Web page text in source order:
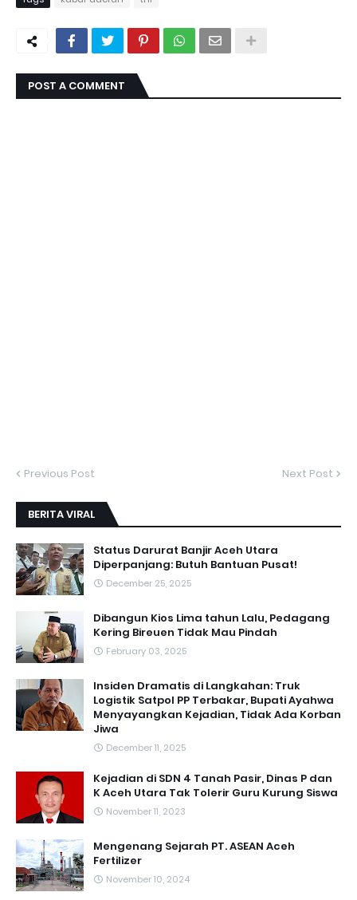
POST A COMMENT
Previous Post Next Post
BERITA VIRAL
Status Darurat Banjir Aceh Utara
Diperpanjang: Butuh Bantuan Pusat!
December 25, 2025
Dibangun Kios Lima tahun Lalu, Pedagang
Kering Bireuen Tidak Mau Pindah
February 03, 2025
Insiden Dramatis di Langkahan: Truk
Logistik Satpol PP Terbakar, Bupati Ayahwa
Menyayangkan Kejadian, Tidak Ada Korban
Jiwa
December 11, 2025
Kejadian di SDN 4 Tanah Pasir, Dinas P dan
K Aceh Utara Tak Tolerir Guru Kurung Siswa
November 11, 2023
Mengenang Sejarah PT. ASEAN Aceh
Fertilizer
November 10, 2024